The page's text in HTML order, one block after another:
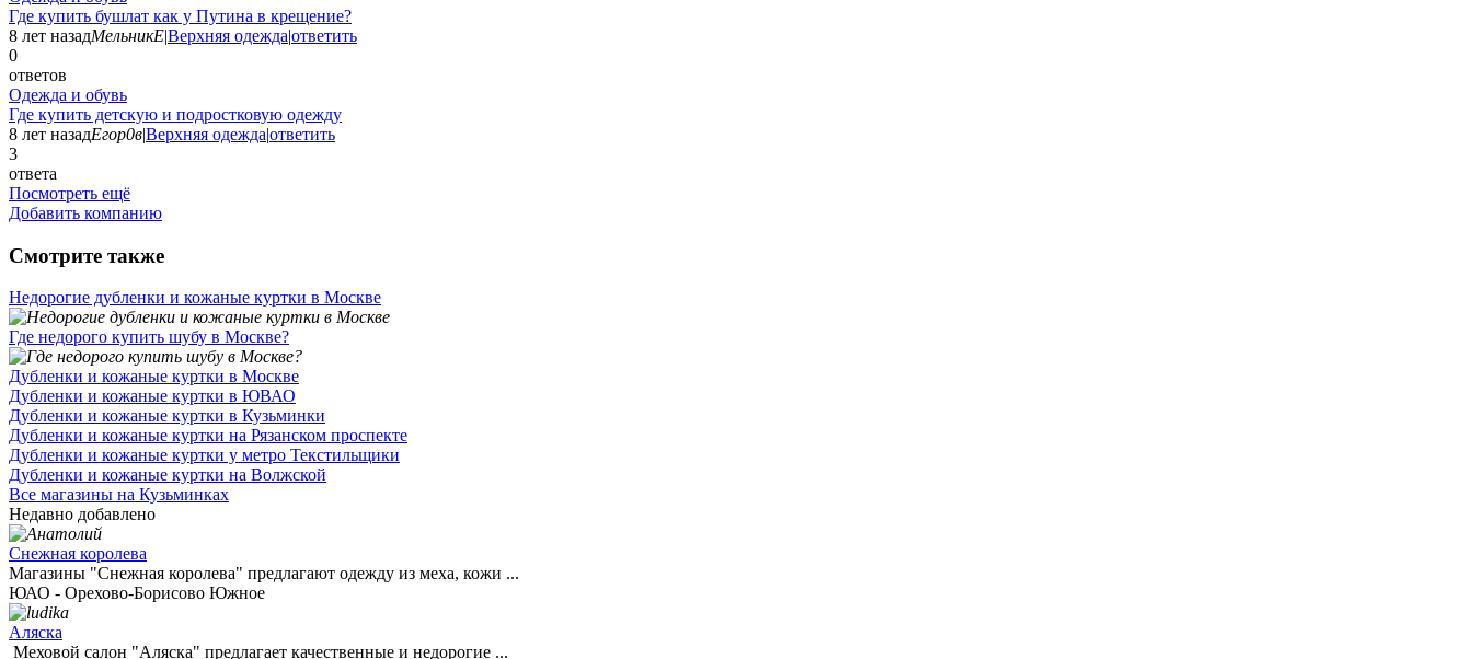
Где купить бушлат как у Путина в крещение?
8 лет назадМельникЕ|Верхняя одежда|ответить
0
ответов
Одежда и обувь
Где купить детскую и подростковую одежду
8 лет назадЕгор0в|Верхняя одежда|ответить
3
ответа
Посмотреть ещё
Добавить компанию
Смотрите также
Недорогие дубленки и кожаные куртки в Москве
Где недорого купить шубу в Москве?
Дубленки и кожаные куртки в Москве
Дубленки и кожаные куртки в ЮВАО
Дубленки и кожаные куртки в Кузьминки
Дубленки и кожаные куртки на Рязанском проспекте
Дубленки и кожаные куртки у метро Текстильщики
Дубленки и кожаные куртки на Волжской
Все магазины на Кузьминках
Недавно добавлено
Снежная королева
Магазины "Снежная королева" предлагают одежду из меха, кожи ...
ЮАО - Орехово-Борисово Южное
Аляска
Меховой салон "Аляска" предлагает качественные и недорогие ...